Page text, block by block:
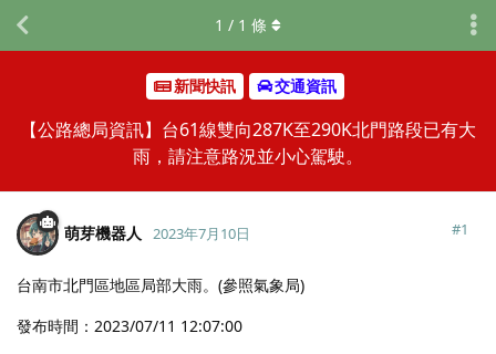
新聞快訊 交通資訊
【公路總局資訊】台61線雙向287K至290K北門路段已有大
雨，請注意路況並小心駕駛。
1 / 1 條
萌芽機器人 2023年7月10日 #1
台南市北門區地區局部大雨。(參照氣象局)
發布時間：2023/07/11 12:07:00